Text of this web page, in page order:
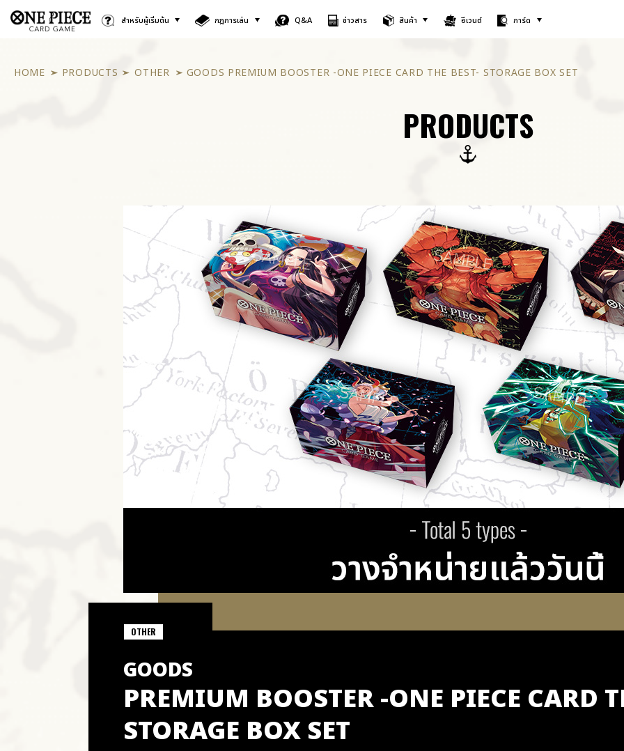
สำหรับผู้เริ่มต้น กฎการเล่น Q&A ข่าวสาร สินค้า อีเวนต์ การ์ด
HOME PRODUCTS OTHER GOODS PREMIUM BOOSTER -ONE PIECE CARD THE BEST- STORAGE BOX SET
PRODUCTS
GOODS
PREMIUM BOOSTER -ONE PIECE CARD
STORAGE BOX SET
OTHER